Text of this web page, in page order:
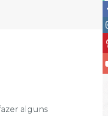
alguns